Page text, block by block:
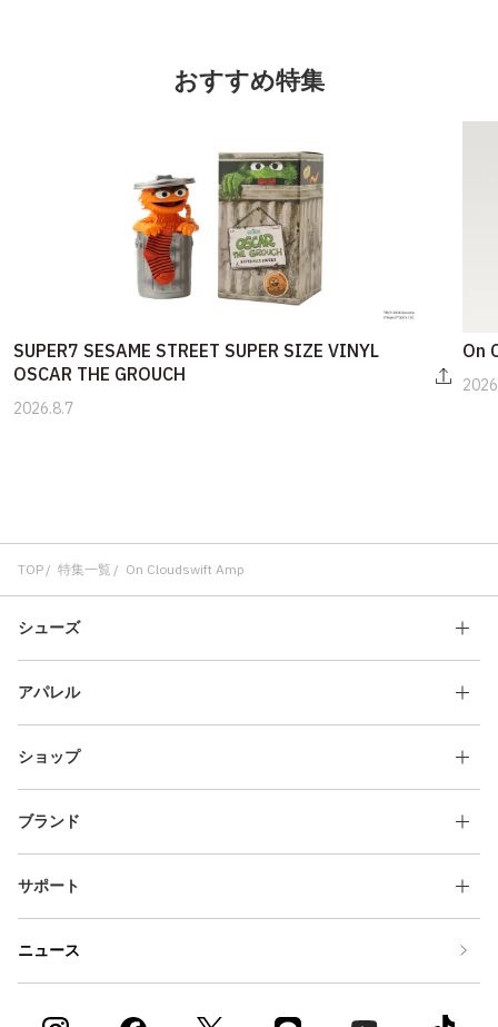
おすすめ特集
SUPER7 SESAME STREET SUPER SIZE VINYL
OSCAR THE GROUCH
2026.8.7
On
TOP 特集一覧 On Cloudswift Amp
シューズ
アパレル
ショップ
ブランド
サポート
ニュース